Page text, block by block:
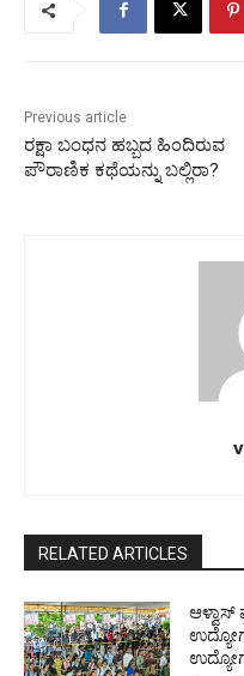
Previous article
ರಕ್ಷಾ ಬಂಧನ ಹಬ್ಬದ ಹಿಂದಿರುವ
ಪೌರಾಣಿಕ ಕಥೆಯನ್ನು ಬಲ್ಲಿರಾ?
RELATED ARTICLES
ಆಳ್ವಾಸ್